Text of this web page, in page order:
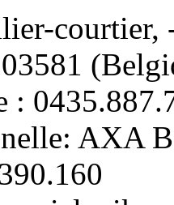
courtier,
:
AXA